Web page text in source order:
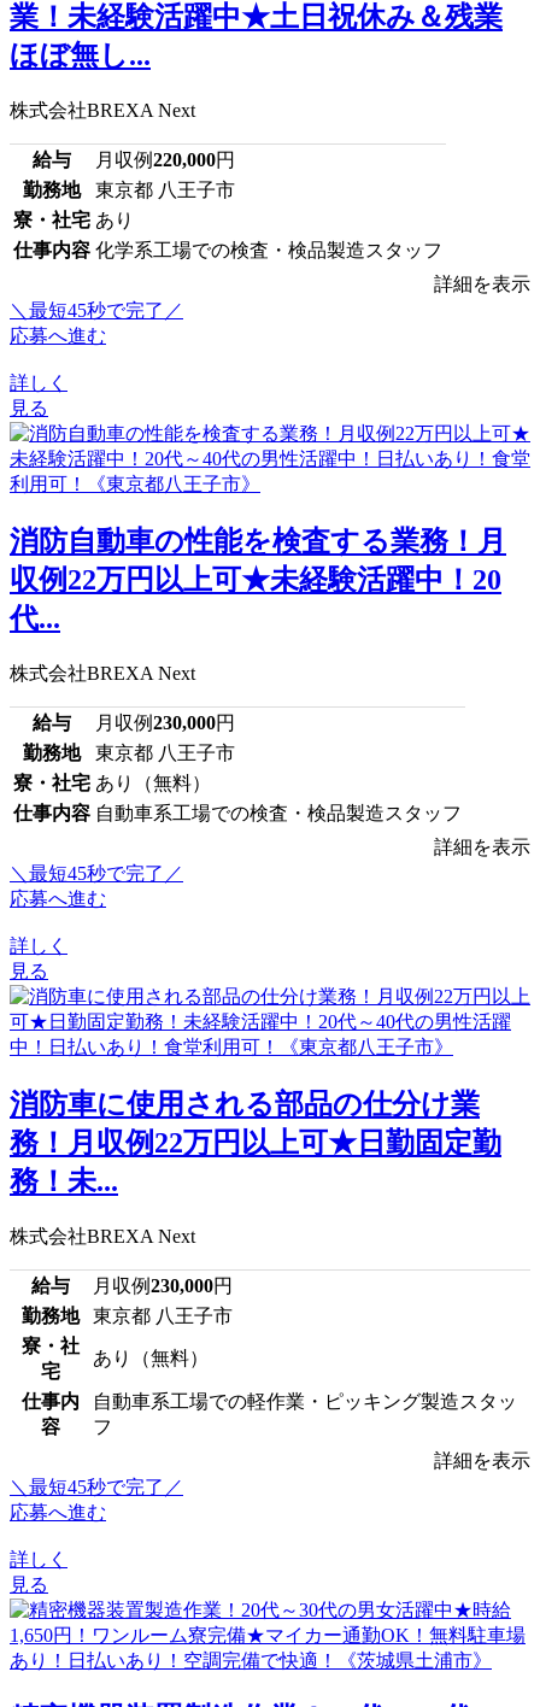
業！未経験活躍中★土日祝休み＆残業
ほぼ無し...
株式会社BREXA Next
給与 月収例220,000円
勤務地
東京都 八王子市
寮・社宅 あり
仕事内容 化学系工場での検査・検品製造スタッフ
詳細を表示
＼最短45秒で完了／
応募へ進む
詳しく
見る
消防自動車の性能を検査する業務！月
収例22万円以上可★未経験活躍中！20
代...
株式会社BREXA Next
給与 月収例230,000円
勤務地
東京都 八王子市
寮・社宅 あり（無料）
仕事内容 自動車系工場での検査・検品製造スタッフ
詳細を表示
＼最短45秒で完了／
応募へ進む
詳しく
見る
消防車に使用される部品の仕分け業
務！月収例22万円以上可★日勤固定勤
務！未...
株式会社BREXA Next
給与 月収例230,000円
勤務地
東京都 八王子市
寮・社
宅
あり（無料）
仕事内
容
自動車系工場での軽作業・ピッキング製造スタッ
フ
詳細を表示
＼最短45秒で完了／
応募へ進む
詳しく
見る